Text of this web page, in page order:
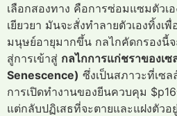
เลือกสองทาง คือการซ่อมแซมตัวเ
เยียวยา มันจะสั่งทำลายตัวเองทิ้งเ
มนุษย์อายุมากขึ้น กลไกคัดกรองนี้
สู่การเข้าสู่ กลไกการแก่ชราของเ
Senescence) ซึ่งเป็นสภาวะที่เซ
การเปิดทำงานของยีนควบคุม
แต่กลับปฏิเสธที่จะตายและแฝงตัวอ